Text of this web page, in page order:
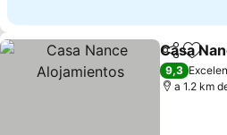
Compartir
Casa
9,3
a 1.2 km